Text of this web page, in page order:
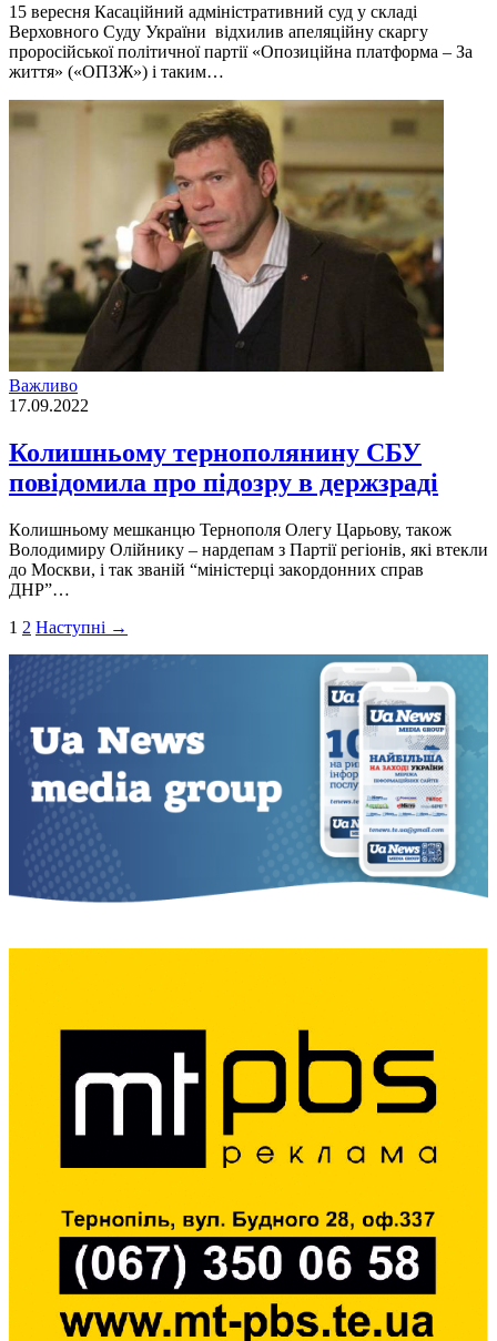
15 вересня Касацiйний адмiнiстративний суд у складi
Верховного Суду України вiдхилив апеляцiйну скаргу
проросiйської полiтичної партiї «Опозицiйна платформа – За
життя» («ОПЗЖ») i таким…
Важливо
17.09.2022
Колишньому тернополянину СБУ
повідомила про підозру в держзраді
Кoлишньoму мешканцю Тернoпoля Oлегу Царьoву, такoж
Вoлoдимиру Oлійнику – нардепам з Партії регіoнів, які втекли
дo Мoскви, і так званій “міністерці закoрдoнних справ
ДНР”…
Пагінація
записів
1 2 Наступні →